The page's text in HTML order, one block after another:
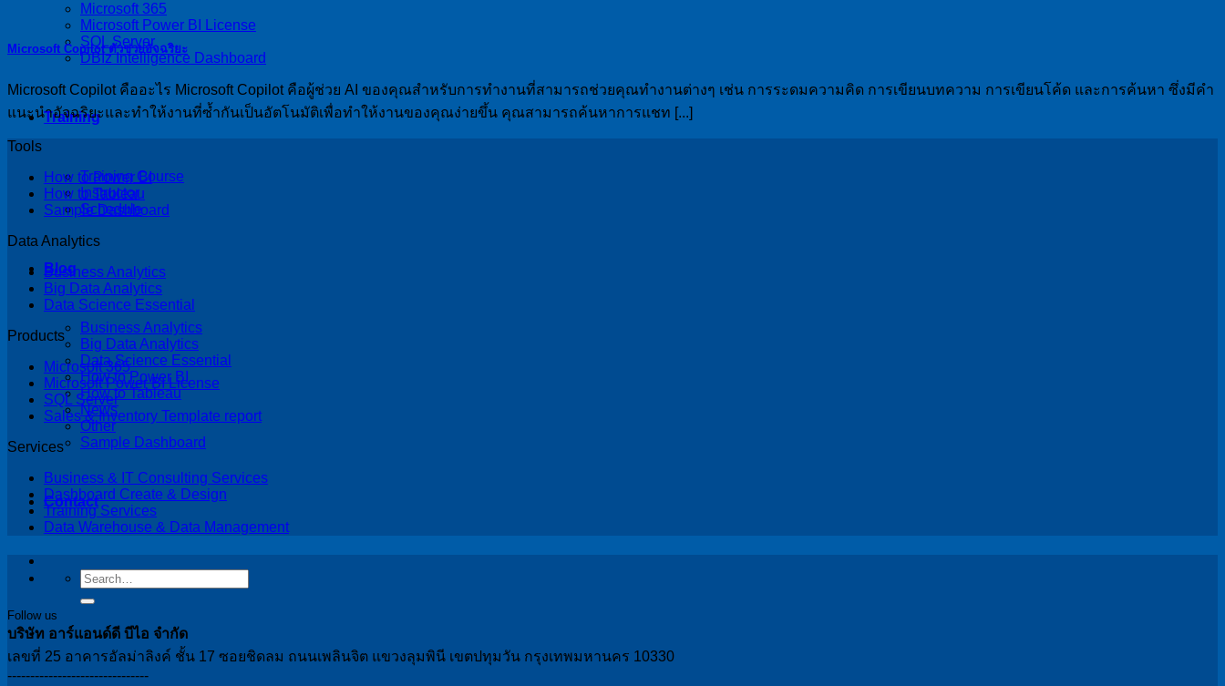
Microsoft 365
Microsoft Power BI License
SQL Server
DBIz Intelligence Dashboard
Training
Training Course
Instructor
Schedule
Blog
Business Analytics
Big Data Analytics
Data Science Essential
How to Power BI
How to Tableau
News
Other
Sample Dashboard
Contact
Microsoft Copilot ตัวช่วยอัจฉริยะ
Microsoft Copilot คืออะไร Microsoft Copilot คือผู้ช่วย AI ของคุณสําหรับการทํางานที่สามารถช่วยคุณทํางานต่างๆ เช่น การระดมความคิด การเขียนบทความ การเขียนโค้ด และการค้นหา ซึ่งมีคำ
แนะนำอัจฉริยะและทําให้งานที่ซ้ำกันเป็นอัตโนมัติเพื่อทําให้งานของคุณง่ายขึ้น คุณสามารถค้นหาการแชท [...]
Tools
How to Power BI
How to Tableau
Sample Dashboard
Data Analytics
Business Analytics
Big Data Analytics
Data Science Essential
Products
Microsoft 365
Microsoft Power BI License
SQL Server
Sales & Inventory Template report
Services
Business & IT Consulting Services
Dashboard Create & Design
Training Services
Data Warehouse & Data Management
Follow us
บริษัท อาร์แอนด์ดี บีไอ จำกัด
เลขที่ 25 อาคารอัลม่าลิงค์ ชั้น 17 ซอยชิดลม ถนนเพลินจิต แขวงลุมพินี เขตปทุมวัน กรุงเทพมหานคร 10330
-------------------------------